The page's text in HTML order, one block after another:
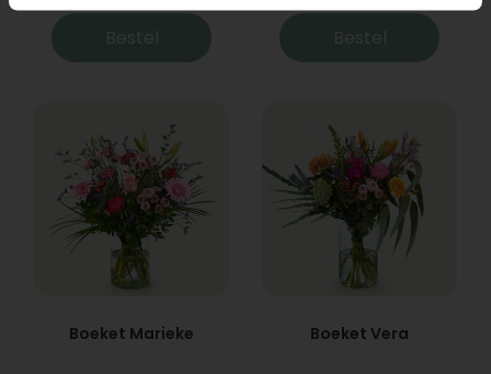
Bestel Bestel
Boeket Marieke Boeket Vera